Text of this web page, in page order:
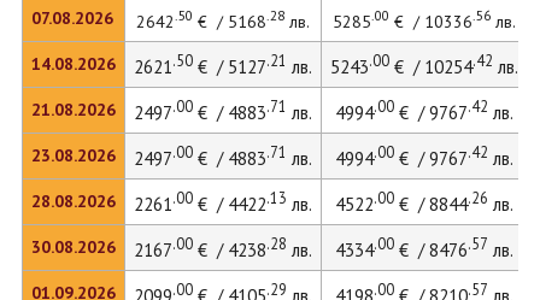
07.08.2026
14.08.2026
21.08.2026
23.08.2026
28.08.2026
30.08.2026
01.09.2026
2642.50 € / 5168.28лв. 5285.00 € / 10336.56лв.
2621.50€ / 5127.21 лв. 5243.00€ / 10254.42 лв.
2497.00€ / 4883.71 лв. 4994.00€ / 9767.42 лв.
2497.00€ / 4883.71 лв. 4994.00€ / 9767.42 лв.
2261.00€ / 4422.13 лв. 4522.00€ / 8844.26 лв.
2167.00€ / 4238.28 лв. 4334.00€ / 8476.57 лв.
.00 .29 .00 .57